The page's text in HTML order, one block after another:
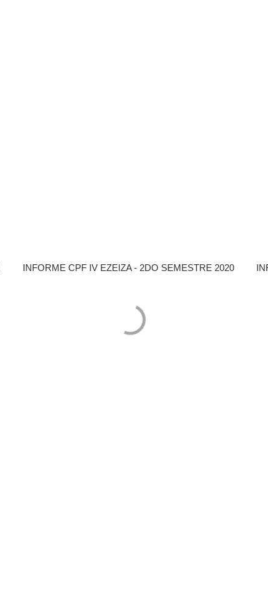
INFORME CPF IV EZEIZA - 2DO SEMESTRE 2020